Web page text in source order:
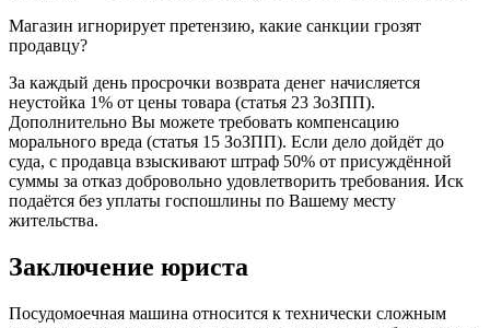
Магазин игнорирует претензию, какие санкции грозят
продавцу?
За каждый день просрочки возврата денег начисляется
неустойка 1% от цены товара (статья 23 ЗоЗПП).
Дополнительно Вы можете требовать компенсацию
морального вреда (статья 15 ЗоЗПП). Если дело дойдёт до
суда, с продавца взыскивают штраф 50% от присуждённой
суммы за отказ добровольно удовлетворить требования. Иск
подаётся без уплаты госпошлины по Вашему месту
жительства.
Заключение юриста
Посудомоечная машина относится к технически сложным